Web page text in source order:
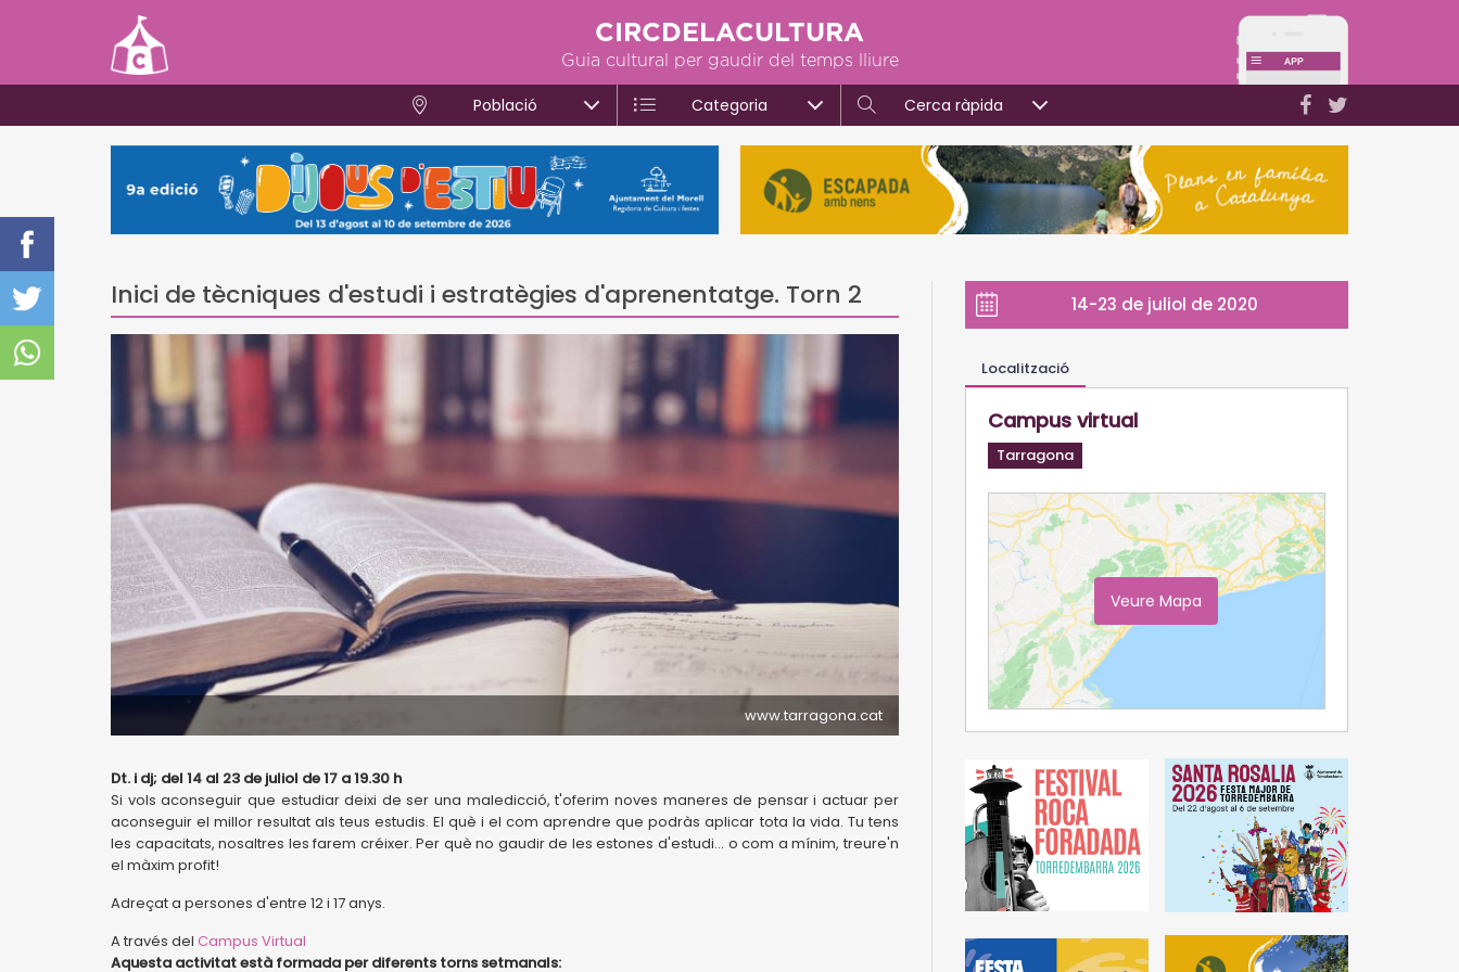
CIRCDELACULTURA
Guia cultural per gaudir del temps lliure
Població Categoria Cerca ràpida
Inici de tècniques d'estudi i estratègies d'aprenentatge. Torn 2
www.tarragona.cat
Dt. i dj; del 14 al 23 de juliol de 17 a 19.30 h
Si vols aconseguir que estudiar deixi de ser una maledicció, t'oferim noves maneres de pensar i actuar per
aconseguir el millor resultat als teus estudis. El què i el com aprendre que podràs aplicar tota la vida. Tu tens
les capacitats, nosaltres les farem créixer. Per què no gaudir de les estones d'estudi... o com a mínim, treure'n
el màxim profit!
Adreçat a persones d'entre 12 i 17 anys.
A través del Campus Virtual
Aquesta activitat està formada per diferents torns setmanals:
14-23 de juliol de 2020
Localització
Campus virtual
Tarragona
Veure Mapa